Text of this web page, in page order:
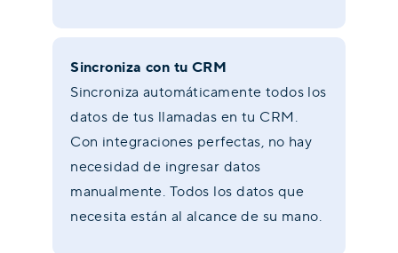
Sincroniza con tu CRM
Sincroniza automáticamente todos los
datos de tus llamadas en tu CRM.
Con integraciones perfectas, no hay
necesidad de ingresar datos
manualmente. Todos los datos que
necesita están al alcance de su mano.